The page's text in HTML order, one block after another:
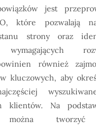
jest
które pozwalają
strony oraz
również
kluczowych, aby
klientów. Na
można